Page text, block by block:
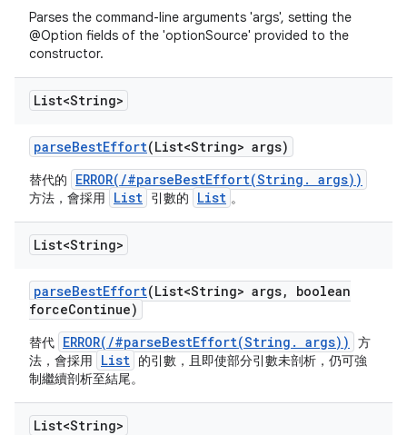
Parses the command-line arguments 'args', setting the
@Option fields of the 'optionSource' provided to the
constructor.
List<String>
parseBestEffort(List<String> args)
替代的 ERROR(/#parseBestEffort(String. args))
方法，會採用 List 引數的 List 。
List<String>
parseBestEffort(List<String> args,
boolean
forceContinue)
替代 ERROR(/#parseBestEffort(String. args))
方
法，會採用
List 的引數，且即使部分引數未剖析，仍可強
制繼續剖析至結尾。
List<String>